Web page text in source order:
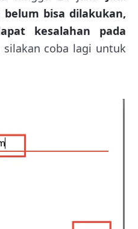
bisa dilakukan,
kesalahan pada
silakan coba lagi untuk